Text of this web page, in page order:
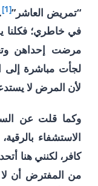
“تمريض العاشر”[1]
في خاطري؛ فكلنا
مرضت إحداهن
لجأت مباشرة إلى
لأن المرض لا
وكما قلت عن
الاستشفاء
كافر، لكنني هنا
من المفترض أن لا